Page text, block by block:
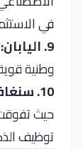
في
9. اليابان:
وطنية
10. سنغافورة:
حيث
توظيف